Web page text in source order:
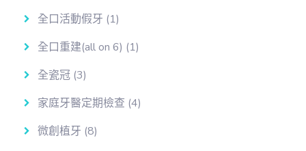
全口活動假牙 (1)
全口重建(all on 6) (1)
全瓷冠 (3)
家庭牙醫定期檢查 (4)
微創植牙 (8)